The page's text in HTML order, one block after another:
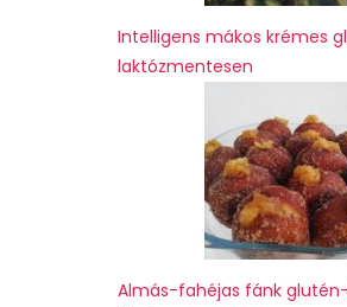
Intelligens mákos krémes
laktózmentesen
Almás-fahéjas fánk